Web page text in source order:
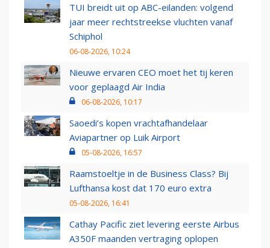
TUI breidt uit op ABC-eilanden: volgend
jaar meer rechtstreekse vluchten vanaf
Schiphol
06-08-2026, 10:24
Nieuwe ervaren CEO moet het tij keren
voor geplaagd Air India
06-08-2026, 10:17
Saoedi’s kopen vrachtafhandelaar
Aviapartner op Luik Airport
05-08-2026, 16:57
Raamstoeltje in de Business Class? Bij
Lufthansa kost dat 170 euro extra
05-08-2026, 16:41
Cathay Pacific ziet levering eerste Airbus
A350F maanden vertraging oplopen